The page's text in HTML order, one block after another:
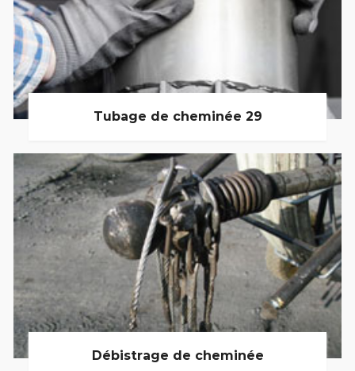
Tubage de cheminée 29
Débistrage de cheminée